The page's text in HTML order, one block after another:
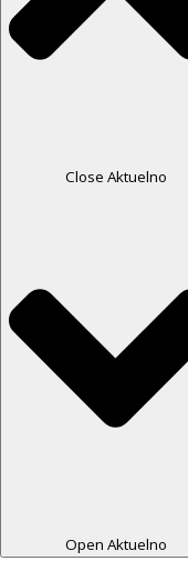
Close Aktuelno
Open Aktuelno